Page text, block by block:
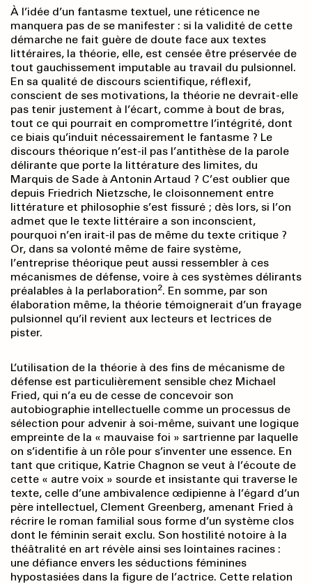
À l’idée d’un fantasme textuel, une réticence ne
manquera pas de se manifester : si la validité de cette
démarche ne fait guère de doute face aux textes
littéraires, la théorie, elle, est censée être préservée de
tout gauchissement imputable au travail du pulsionnel.
En sa qualité de discours scientifique, réflexif,
conscient de ses motivations, la théorie ne devrait-elle
pas tenir justement à l’écart, comme à bout de bras,
tout ce qui pourrait en compromettre l’intégrité, dont
ce biais qu’induit nécessairement le fantasme ? Le
discours théorique n’est-il pas l’antithèse de la parole
délirante que porte la littérature des limites, du
Marquis de Sade à Antonin Artaud ? C’est oublier que
depuis Friedrich Nietzsche, le cloisonnement entre
littérature et philosophie s’est fissuré ; dès lors, si l’on
admet que le texte littéraire a son inconscient,
pourquoi n’en irait-il pas de même du texte critique ?
Or, dans sa volonté même de faire système,
l’entreprise théorique peut aussi ressembler à ces
mécanismes de défense, voire à ces systèmes délirants
préalables à la perlaboration2. En somme, par son
élaboration même, la théorie témoignerait d’un frayage
pulsionnel qu’il revient aux lecteurs et lectrices de
pister.
L’utilisation de la théorie à des fins de mécanisme de
défense est particulièrement sensible chez Michael
Fried, qui n’a eu de cesse de concevoir son
autobiographie intellectuelle comme un processus de
sélection pour advenir à soi-même, suivant une logique
empreinte de la « mauvaise foi » sartrienne par laquelle
on s’identifie à un rôle pour s’inventer une essence. En
tant que critique, Katrie Chagnon se veut à l’écoute de
cette « autre voix » sourde et insistante qui traverse le
texte, celle d’une ambivalence œdipienne à l’égard d’un
père intellectuel, Clement Greenberg, amenant Fried à
récrire le roman familial sous forme d’un système clos
dont le féminin serait exclu. Son hostilité notoire à la
théâtralité en art révèle ainsi ses lointaines racines :
une défiance envers les séductions féminines
hypostasiées dans la figure de l’actrice. Cette relation